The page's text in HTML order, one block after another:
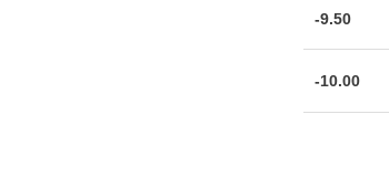
-9.50
-10.00